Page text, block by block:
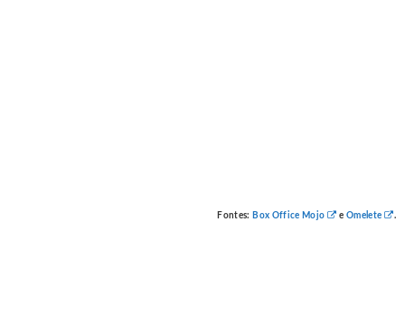
Fontes: Box Office Mojo e Omelete .